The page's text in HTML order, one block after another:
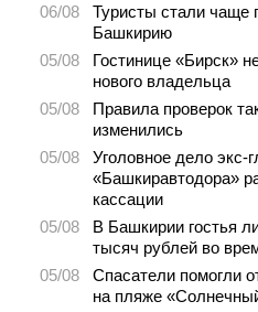
06/08
Туристы стали чаще
Башкирию
05/08
Гостинице «Бирск»
нового владельца
05/08
Правила проверок
изменились
05/08
Уголовное дело экс-
«Башкиравтодора»
кассации
05/08
В Башкирии гостья
тысяч рублей во
05/08
Спасатели помогли
на пляже